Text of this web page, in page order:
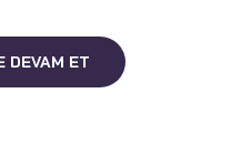
DEVAM ET